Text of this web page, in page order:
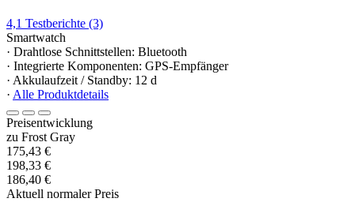
4,1 Testberichte (3)
Smartwatch
· Drahtlose Schnittstellen: Bluetooth
· Integrierte Komponenten: GPS-Empfänger
· Akkulaufzeit / Standby: 12 d
· Alle Produktdetails
Preisentwicklung
zu Frost Gray
175,43 €
198,33 €
186,40 €
Aktuell normaler Preis